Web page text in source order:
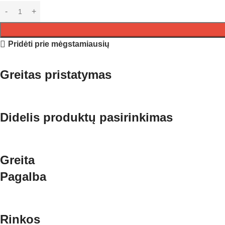
Pridėti prie mėgstamiausių
Greitas pristatymas
Didelis produktų pasirinkimas
Greita
Pagalba
Rinkos